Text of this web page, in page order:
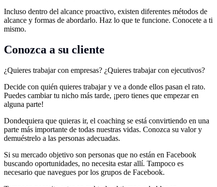
Incluso dentro del alcance proactivo, existen diferentes métodos de
alcance y formas de abordarlo. Haz lo que te funcione. Conocete a ti
mismo.
Conozca a su cliente
¿Quieres trabajar con empresas? ¿Quieres trabajar con ejecutivos?
Decide con quién quieres trabajar y ve a donde ellos pasan el rato.
Puedes cambiar tu nicho más tarde, ¡pero tienes que empezar en
alguna parte!
Dondequiera que quieras ir, el coaching se está convirtiendo en una
parte más importante de todas nuestras vidas. Conozca su valor y
demuéstrelo a las personas adecuadas.
Si su mercado objetivo son personas que no están en Facebook
buscando oportunidades, no necesita estar allí. Tampoco es
necesario que navegues por los grupos de Facebook.